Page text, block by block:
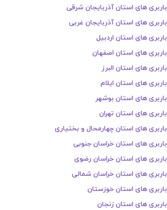
باربری های استان آذربایجان شرقی
باربری های استان آذربایجان غربی
باربری های استان اردبیل
باربری های استان اصفهان
باربری های استان البرز
باربری های استان ایلام
باربری های استان بوشهر
باربری های استان تهران
باربری های استان چهارمحال و بختیاری
باربری های استان خراسان جنوبی
باربری های استان خراسان رضوی
باربری های استان خراسان شمالی
باربری های استان خوزستان
باربری های استان زنجان